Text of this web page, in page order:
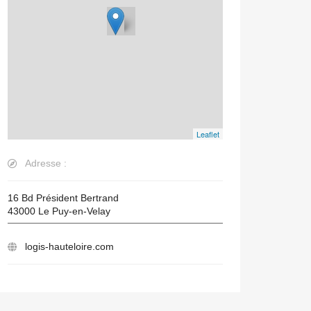
Leaflet
Adresse :
16 Bd Président Bertrand
43000 Le Puy-en-Velay
logis-hauteloire.com